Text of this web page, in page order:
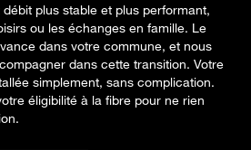
plus stable et plus performant,
ou les échanges en famille. Le
dans votre commune, et nous
dans cette transition. Votre
simplement, sans complication.
éligibilité à la fibre pour ne rien